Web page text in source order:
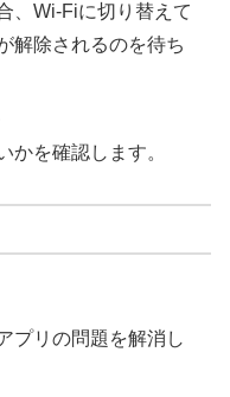
、Wi-Fiに切り替えて
解除されるのを待ち
かを確認します。
プリの問題を解消し